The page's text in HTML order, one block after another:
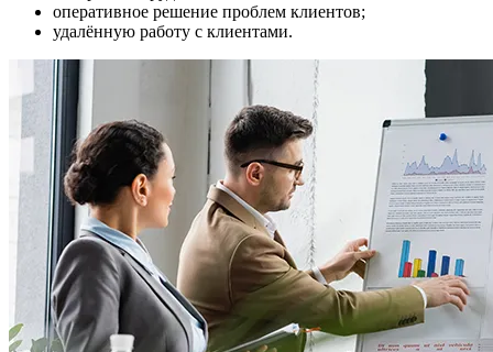
оперативное решение проблем клиентов;
удалённую работу с клиентами.